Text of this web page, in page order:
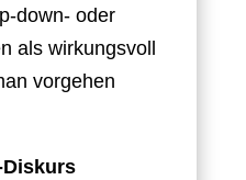
down- oder
als wirkungsvoll
vorgehen
Diskurs